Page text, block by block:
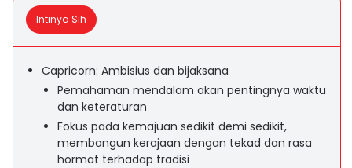
Intinya Sih
Capricorn: Ambisius dan bijaksana
Pemahaman mendalam akan pentingnya waktu
dan keteraturan
Fokus pada kemajuan sedikit demi sedikit,
membangun kerajaan dengan tekad dan rasa
hormat terhadap tradisi